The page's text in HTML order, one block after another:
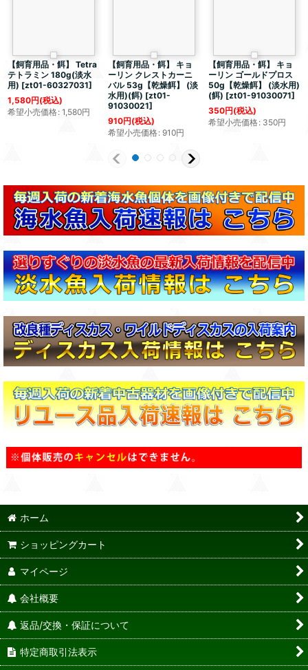
【飼育用品・餌】 Tetra
テトラミン 180g(淡水
用) [zt01-60327031]
1,580円(税込)
希望小売価格: 1,580円
【飼育用品・餌】 キョ
ーリン クレストカーニ
バル 53g【乾燥餌】 (淡
水用)(餌) [zt01-
91030021]
910円(税込)
希望小売価格: 910円
【飼育用品・餌】 キョ
ーリン ゴールドプロス
50g【乾燥餌】 (淡水用)
(餌) [zt01-91030071]
350円(税込)
希望小売価格: 350円
ホーム
ショッピングカート
マイページ
会社概要
返品/交換・保証について
特定商取引法表示